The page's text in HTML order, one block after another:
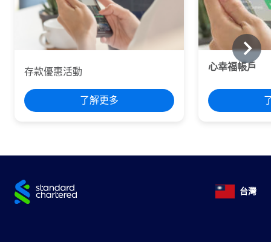
所需文件
存款優惠活動
了解更多
心幸福帳戶
台灣